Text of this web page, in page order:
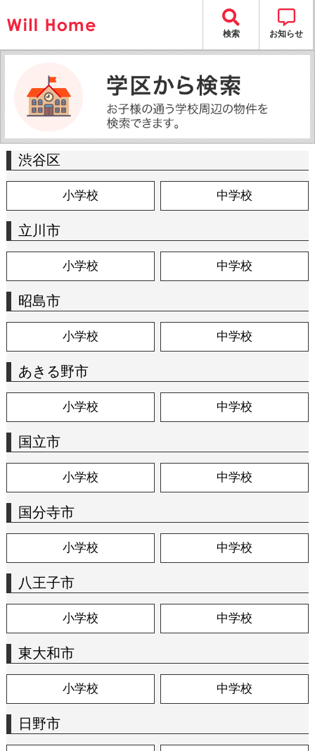
検索 お知らせ
渋谷区
小学校 中学校
立川市
小学校 中学校
昭島市
小学校 中学校
あきる野市
小学校 中学校
国立市
小学校 中学校
国分寺市
小学校 中学校
八王子市
小学校 中学校
東大和市
小学校 中学校
日野市